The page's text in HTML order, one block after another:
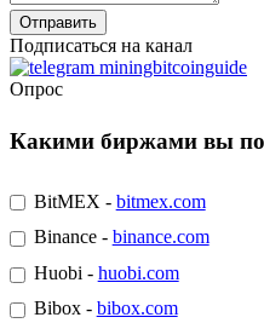
Подписаться на канал
Опрос
Какими биржами вы
BitMEX - bitmex.com
Binance - binance.com
Huobi - huobi.com
Bibox - bibox.com